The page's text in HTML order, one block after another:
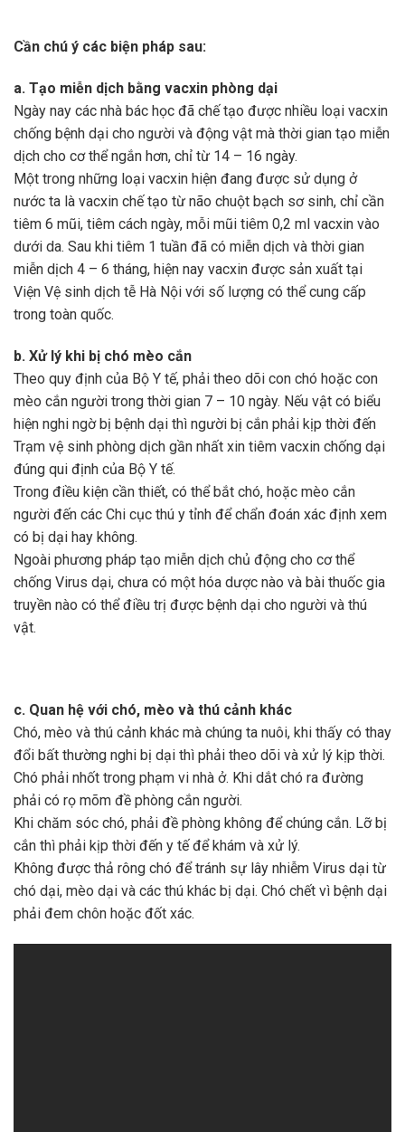
Cần chú ý các biện pháp sau:
a. Tạo miễn dịch bằng vacxin phòng dại
Ngày nay các nhà bác học đã chế tạo được nhiều loại vacxin
chống bệnh dại cho người và động vật mà thời gian tạo miễn
dịch cho cơ thể ngắn hơn, chỉ từ 14 – 16 ngày.
Một trong những loại vacxin hiện đang được sử dụng ở
nước ta là vacxin chế tạo từ não chuột bạch sơ sinh, chỉ cần
tiêm 6 mũi, tiêm cách ngày, mỗi mũi tiêm 0,2 ml vacxin vào
dưới da. Sau khi tiêm 1 tuần đã có miễn dịch và thời gian
miễn dịch 4 – 6 tháng, hiện nay vacxin được sản xuất tại
Viện Vệ sinh dịch tễ Hà Nội với số lượng có thể cung cấp
trong toàn quốc.
b. Xử lý khi bị chó mèo cắn
Theo quy định của Bộ Y tế, phải theo dõi con chó hoặc con
mèo cắn người trong thời gian 7 – 10 ngày. Nếu vật có biểu
hiện nghi ngờ bị bệnh dại thì người bị cắn phải kịp thời đến
Trạm vệ sinh phòng dịch gần nhất xin tiêm vacxin chống dại
đúng qui định của Bộ Y tế.
Trong điều kiện cần thiết, có thể bắt chó, hoặc mèo cắn
người đến các Chi cục thú y tỉnh để chẩn đoán xác định xem
có bị dại hay không.
Ngoài phương pháp tạo miễn dịch chủ động cho cơ thể
chống Virus dại, chưa có một hóa dược nào và bài thuốc gia
truyền nào có thể điều trị được bệnh dại cho người và thú
vật.
c. Quan hệ với chó, mèo và thú cảnh khác
Chó, mèo và thú cảnh khác mà chúng ta nuôi, khi thấy có thay
đổi bất thường nghi bị dại thì phải theo dõi và xử lý kịp thời.
Chó phải nhốt trong phạm vi nhà ở. Khi dắt chó ra đường
phải có rọ mõm đề phòng cắn người.
Khi chăm sóc chó, phải đề phòng không để chúng cắn. Lỡ bị
cắn thì phải kịp thời đến y tế để khám và xử lý.
Không được thả rông chó để tránh sự lây nhiễm Virus dại từ
chó dại, mèo dại và các thú khác bị dại. Chó chết vì bệnh dại
phải đem chôn hoặc đốt xác.